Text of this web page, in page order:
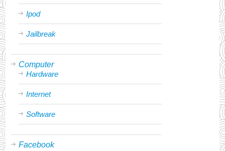
Ipod
Jailbreak
Computer
Hardware
Internet
Software
Facebook